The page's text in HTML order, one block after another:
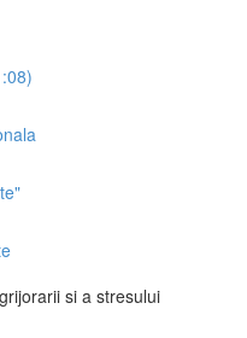
si a stresului